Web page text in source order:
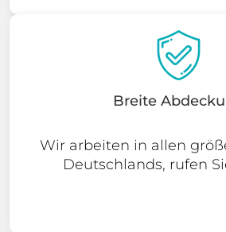
Breite
Wir arbeiten in allen
Deutschlands, rufen